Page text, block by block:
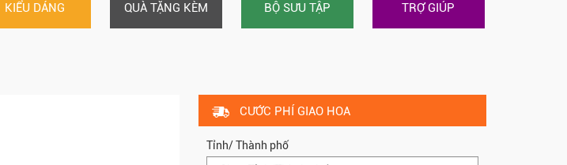
KIỂU DÁNG QUÀ TẶNG KÈM BỘ SƯU TẬP TRỢ GIÚP
CƯỚC PHÍ GIAO HOA
Tỉnh/ Thành phố